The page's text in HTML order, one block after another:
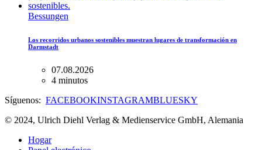
Bessungen
Los recorridos urbanos sostenibles muestran lugares de transformación en
Darmstadt
07.08.2026
4 minutos
Síguenos: FACEBOOKINSTAGRAMBLUESKY
© 2024, Ulrich Diehl Verlag & Medienservice GmbH, Alemania
Hogar